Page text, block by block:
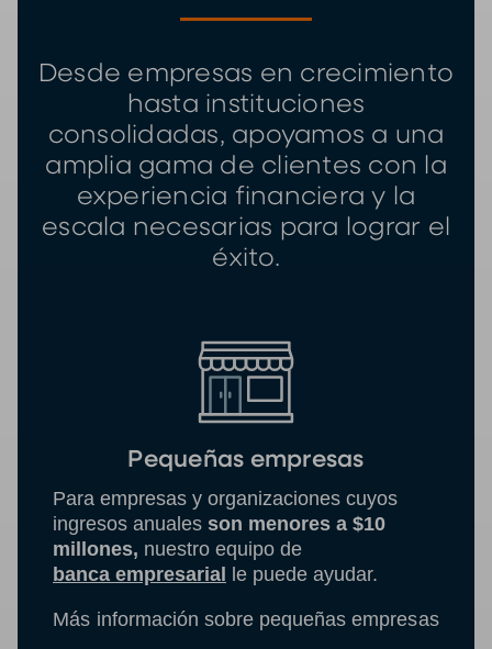
Desde empresas en crecimiento
hasta instituciones
consolidadas, apoyamos a una
amplia gama de clientes con la
experiencia financiera y la
escala necesarias para lograr el
éxito.
Pequeñas empresas
Para empresas y organizaciones cuyos
ingresos anuales son menores a $10
millones, nuestro equipo de
banca empresarial le puede ayudar.
Más información sobre pequeñas empresas